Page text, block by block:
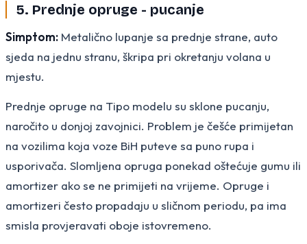
5. Prednje opruge - pucanje
Simptom: Metalično lupanje sa prednje strane, auto
sjeda na jednu stranu, škripa pri okretanju volana u
mjestu.
Prednje opruge na Tipo modelu su sklone pucanju,
naročito u donjoj zavojnici. Problem je češće primijetan
na vozilima koja voze BiH puteve sa puno rupa i
usporivača. Slomljena opruga ponekad oštećuje gumu ili
amortizer ako se ne primijeti na vrijeme. Opruge i
amortizeri često propadaju u sličnom periodu, pa ima
smisla provjeravati oboje istovremeno.